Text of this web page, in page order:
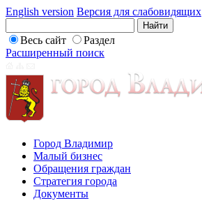
English version Версия для слабовидящих
Весь сайт
Раздел
Расширенный поиск
Город Владимир
Малый бизнес
Обращения граждан
Стратегия города
Документы